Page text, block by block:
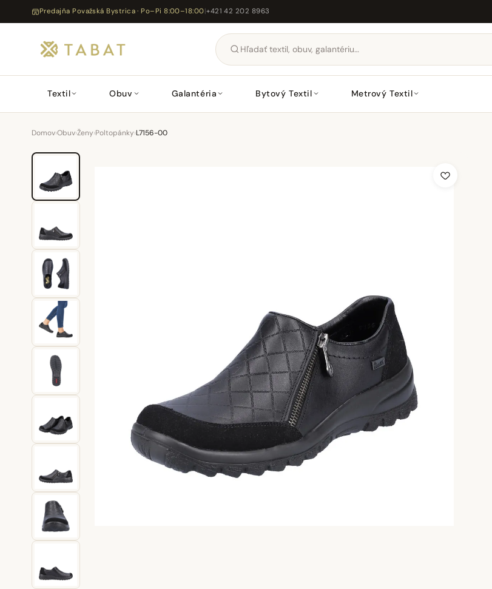
Predajňa Považská Bystrica · Po–Pi 8:00–18:00|+421 42 202 8963
Textil Obuv Galantéria Bytový Textil Metrový Textil
Domov›Obuv›Ženy›Poltopánky›L7156-00